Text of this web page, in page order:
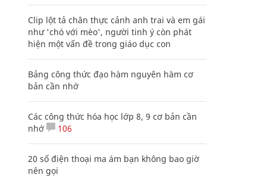
Clip lột tả chân thực cảnh anh trai và em gái
như 'chó với mèo', người tinh ý còn phát
hiện một vấn đề trong giáo dục con
Bảng công thức đạo hàm nguyên hàm cơ
bản cần nhớ
Các công thức hóa học lớp 8, 9 cơ bản cần
nhớ
106
20 số điện thoại ma ám bạn không bao giờ
nên gọi